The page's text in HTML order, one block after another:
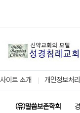
사이트 소개 개인정보처
(유)말씀보존학회